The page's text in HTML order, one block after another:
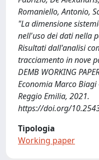
Romaniello, Antonio,
"La dimensione
nell'uso dei dati nella
Risultati dall'analisi
tracciamento in nove
DEMB WORKING
Economia Marco
Reggio Emilia, 2021.
https://doi.org/
Tipologia
Working paper